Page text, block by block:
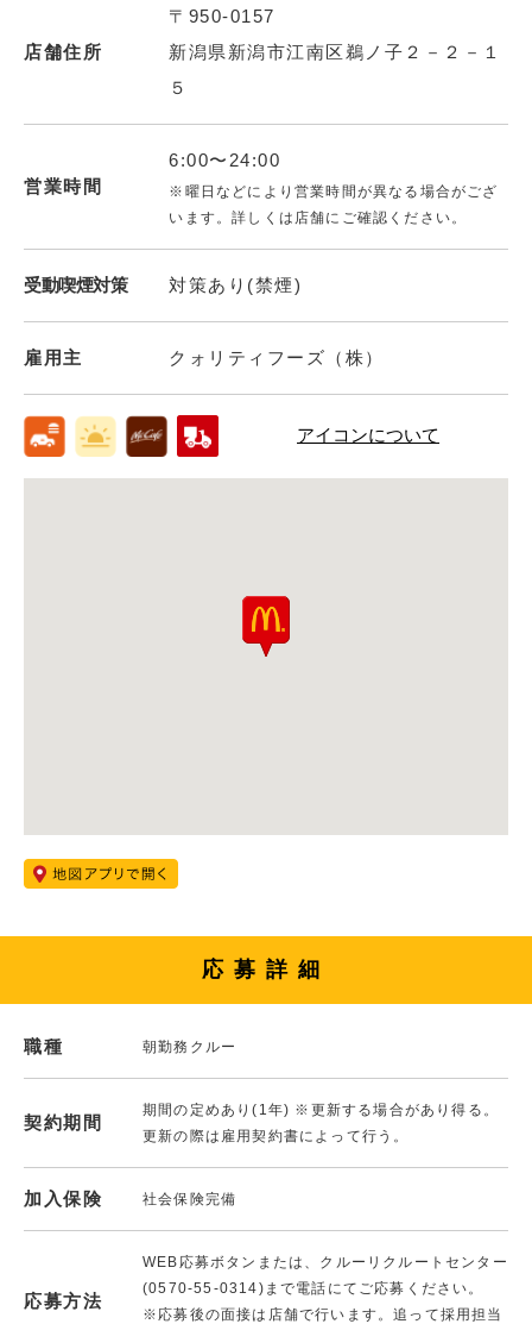
店舗住所
〒950-0157
新潟県新潟市江南区鵜ノ子２－２－１
５
営業時間
6:00〜24:00
※曜日などにより営業時間が異なる場合がござ
います。詳しくは店舗にご確認ください。
受動喫煙対策 対策あり(禁煙)
雇用主 クォリティフーズ（株）
アイコンについて
応募詳細
職種 朝勤務クルー
契約期間
期間の定めあり(1年) ※更新する場合があり得る。
更新の際は雇用契約書によって行う。
加入保険 社会保険完備
応募方法
WEB応募ボタンまたは、クルーリクルートセンター
(0570-55-0314)まで電話にてご応募ください。
※応募後の面接は店舗で行います。追って採用担当